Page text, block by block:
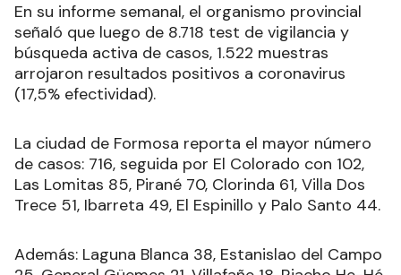
En su informe semanal, el organismo provincial
señaló que luego de 8.718 test de vigilancia y
búsqueda activa de casos, 1.522 muestras
arrojaron resultados positivos a coronavirus
(17,5% efectividad).
La ciudad de Formosa reporta el mayor número
de casos: 716, seguida por El Colorado con 102,
Las Lomitas 85, Pirané 70, Clorinda 61, Villa Dos
Trece 51, Ibarreta 49, El Espinillo y Palo Santo 44.
Además: Laguna Blanca 38, Estanislao del Campo